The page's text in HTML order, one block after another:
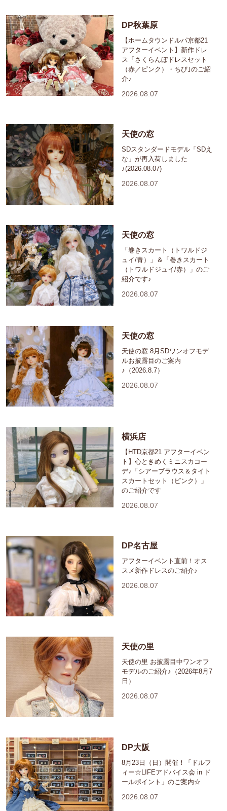
DP秋葉原
【ホームタウンドルパ京都21
アフターイベント】新作ドレ
ス「さくらんぼドレスセット
（赤／ピンク）・ちび｣のご紹
介♪
2026.08.07
天使の窓
SDスタンダードモデル「SDえ
な」が再入荷しました
♪(2026.08.07)
2026.08.07
天使の窓
「巻きスカート（トワルドジ
ュイ/青）」＆「巻きスカート
（トワルドジュイ/赤）」のご
紹介です♪
2026.08.07
天使の窓
天使の窓 8月SDワンオフモデ
ルお披露目のご案内
♪（2026.8.7）
2026.08.07
横浜店
【HTD京都21 アフターイベン
ト】心ときめくミニスカコー
デ♪「シアーブラウス＆タイト
スカートセット（ピンク）」
のご紹介です
2026.08.07
DP名古屋
アフターイベント直前！オス
スメ新作ドレスのご紹介♪
2026.08.07
天使の里
天使の里 お披露目中ワンオフ
モデルのご紹介♪（2026年8月7
日）
2026.08.07
DP大阪
8月23日（日）開催！「ドルフ
ィー☆LIFEアドバイス会 in ド
ールポイント」のご案内☆
2026.08.07